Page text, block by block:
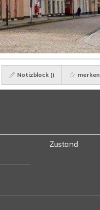
Notizblock () merken
Zustand